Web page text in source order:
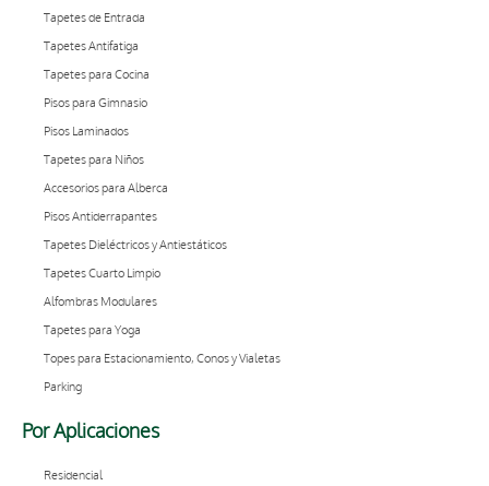
Tapetes de Entrada
Tapetes Antifatiga
Tapetes para Cocina
Pisos para Gimnasio
Pisos Laminados
Tapetes para Niños
Accesorios para Alberca
Pisos Antiderrapantes
Tapetes Dieléctricos y Antiestáticos
Tapetes Cuarto Limpio
Alfombras Modulares
Tapetes para Yoga
Topes para Estacionamiento, Conos y Vialetas
Parking
Por Aplicaciones
Residencial